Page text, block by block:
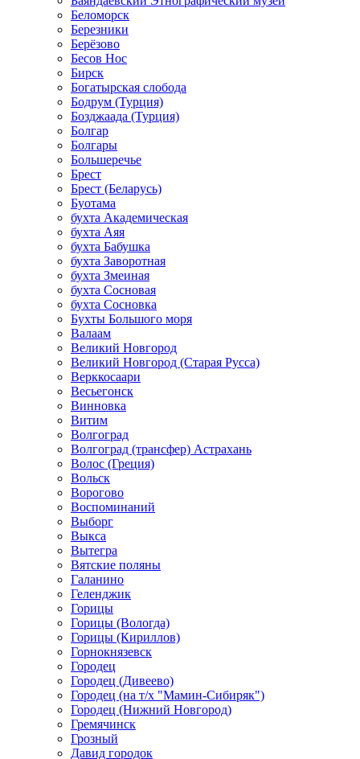
Беломорск
Березники
Берёзово
Бесов Нос
Бирск
Богатырская слобода
Бодрум (Турция)
Бозджаада (Турция)
Болгар
Болгары
Большеречье
Брест
Брест (Беларусь)
Буотама
бухта Академическая
бухта Аяя
бухта Бабушка
бухта Заворотная
бухта Змеиная
бухта Сосновая
бухта Сосновка
Бухты Большого моря
Валаам
Великий Новгород
Великий Новгород (Старая Русса)
Верккосаари
Весьегонск
Винновка
Витим
Волгоград
Волгоград (трансфер) Астрахань
Волос (Греция)
Вольск
Ворогово
Воспоминаний
Выборг
Выкса
Вытегра
Вятские поляны
Галанино
Геленджик
Горицы
Горицы (Вологда)
Горицы (Кириллов)
Горнокнязевск
Городец
Городец (Дивеево)
Городец (на т/х "Мамин-Сибиряк")
Городец (Нижний Новгород)
Гремячинск
Грозный
Давид городок